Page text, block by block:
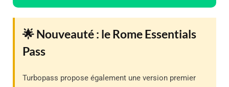
🌟 Nouveauté : le Rome Essentials
Pass
Turbopass propose également une version premier